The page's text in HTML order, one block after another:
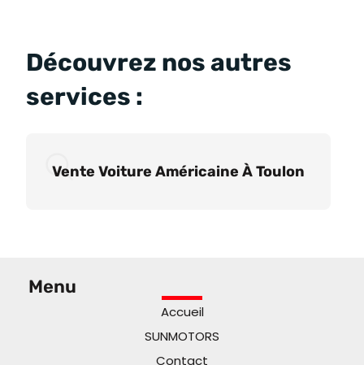
Découvrez nos autres
services :
Vente Voiture Américaine À Toulon
Menu
Accueil
SUNMOTORS
Contact